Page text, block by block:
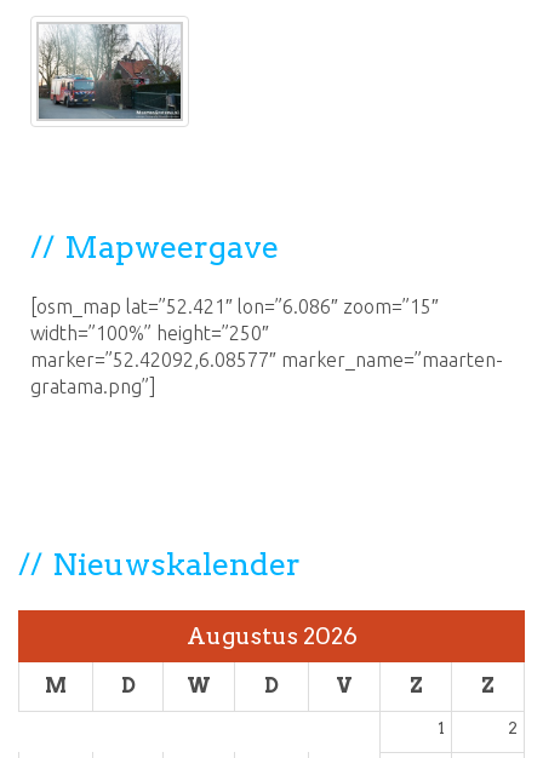
Mapweergave
[osm_map lat=”52.421″ lon=”6.086″ zoom=”15″
width=”100%” height=”250″
marker=”52.42092,6.08577″ marker_name=”maarten-
gratama.png”]
Nieuwskalender
Augustus 2026
M D W D V Z Z
1 2